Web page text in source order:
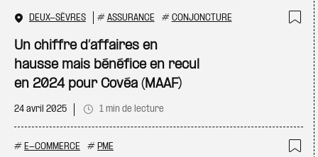
DEUX-SÈVRES # ASSURANCE # CONJONCTURE
Un chiffre d’affaires en
hausse mais bénéfice en recul
en 2024 pour Covéa (MAAF)
24 avril 2025 1 min de lecture
# E-COMMERCE # PME